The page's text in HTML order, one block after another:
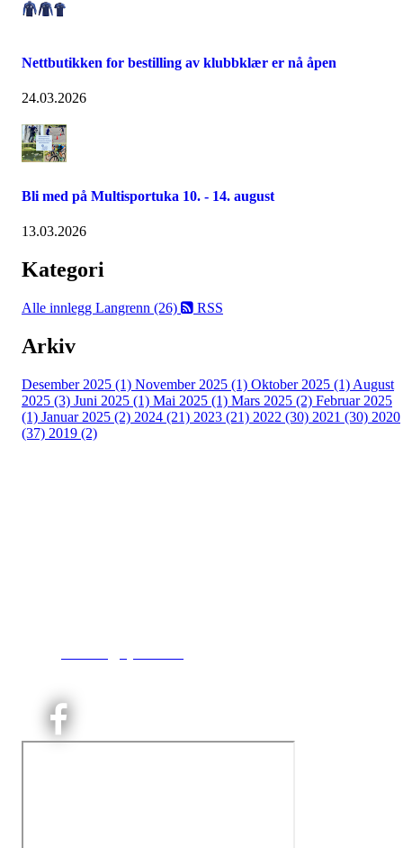
Nettbutikken for bestilling av klubbklær er nå åpen
24.03.2026
Bli med på Multisportuka 10. - 14. august
13.03.2026
Kategori
Alle innlegg Langrenn (26) RSS
Arkiv
Desember 2025 (1) November 2025 (1) Oktober 2025 (1) August
2025 (3) Juni 2025 (1) Mai 2025 (1) Mars 2025 (2) Februar 2025
(1) Januar 2025 (2) 2024 (21) 2023 (21) 2022 (30) 2021 (30) 2020
(37) 2019 (2)